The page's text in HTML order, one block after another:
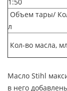
Объем тары/
л
Кол-во масла, мл
Масло Stihl
в него